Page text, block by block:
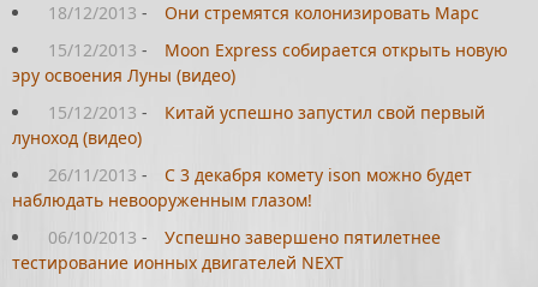
18/12/2013 -
Они стремятся колонизировать Марс
15/12/2013 -
Moon Express собирается открыть новую
эру освоения Луны (видео)
15/12/2013 -
Китай успешно запустил свой первый
луноход (видео)
26/11/2013 -
С 3 декабря комету ison можно будет
наблюдать невооруженным глазом!
06/10/2013 -
Успешно завершено пятилетнее
тестирование ионных двигателей NEXT